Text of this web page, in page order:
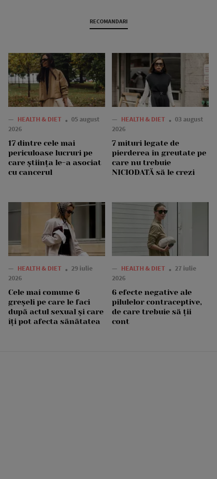
RECOMANDARI
— HEALTH & DIET
05 august
2026
17 dintre cele mai
periculoase lucruri pe
care știința le-a asociat
cu cancerul
— HEALTH & DIET
03 august
2026
7 mituri legate de
pierderea în greutate pe
care nu trebuie
NICIODATĂ să le crezi
— HEALTH & DIET
29 iulie
2026
Cele mai comune 6
greșeli pe care le faci
după actul sexual și care
îți pot afecta sănătatea
— HEALTH & DIET
27 iulie
2026
6 efecte negative ale
pilulelor contraceptive,
de care trebuie să ții
cont